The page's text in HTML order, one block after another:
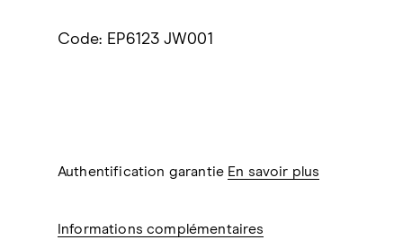
Code: EP6123 JW001
Authentification garantie En savoir plus
Informations complémentaires